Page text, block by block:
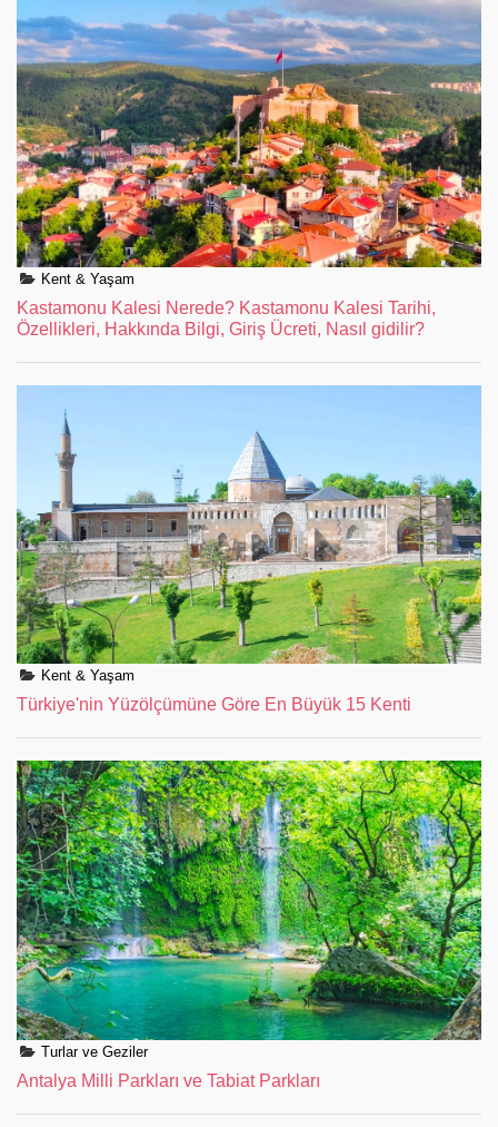
Kent & Yaşam
Kastamonu Kalesi Nerede? Kastamonu Kalesi Tarihi,
Özellikleri, Hakkında Bilgi, Giriş Ücreti, Nasıl gidilir?
Kent & Yaşam
Türkiye'nin Yüzölçümüne Göre En Büyük 15 Kenti
Turlar ve Geziler
Antalya Milli Parkları ve Tabiat Parkları